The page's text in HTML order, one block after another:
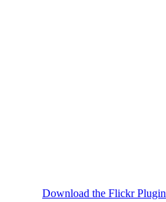
Download the Flickr Plugin